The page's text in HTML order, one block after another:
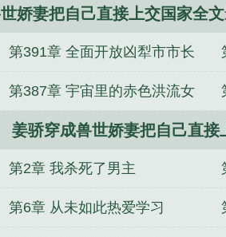
宠夏知柠顾淮野最新章节更新内容
内容 姜骄番外 听懂兽语假千
阁 夏知柠纪书昀听懂兽语假千金
娇妻把自己直接上交国家全文
第391章 全面开放凶犁市市长
又翘班跑路啦
第387章 宇宙里的赤色洪流女
娲往你基因里加了啥
姜骄穿成兽世娇妻把自己直
第2章 我杀死了男主
第6章 从未如此热爱学习